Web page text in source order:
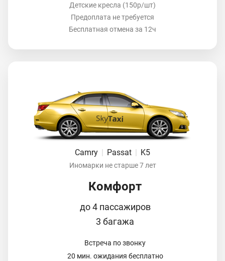
Детские кресла (150р/шт)
Предоплата не требуется
Бесплатная отмена за 12ч
Camry Passat K5
Иномарки не старше 7 лет
Комфорт
до 4 пассажиров
3 багажа
Встреча по звонку
20 мин. ожидания бесплатно